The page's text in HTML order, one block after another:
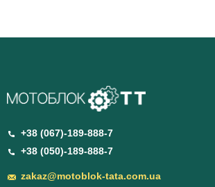
+38 (067)-189-888-7
+38 (050)-189-888-7
zakaz@motoblok-tata.com.ua